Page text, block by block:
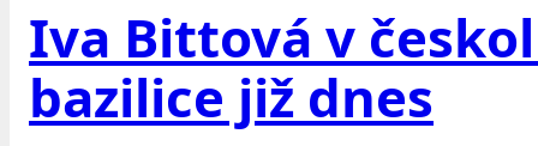
Iva Bittová v
bazilice již dnes